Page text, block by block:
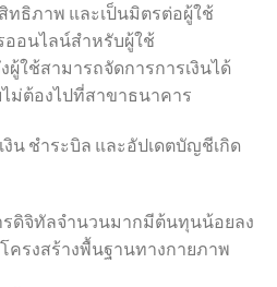
ทธิภาพ และเป็นมิตรต่อผู้ใช้
อนไลน์สำหรับผู้ใช้
ใช้สามารถจัดการการเงินได้
ม่ต้องไปที่สาขาธนาคาร
น ชำระบิล และอัปเดตบัญชีเกิด
รดิจิทัลจำนวนมากมีต้นทุนน้อยลง
ครงสร้างพื้นฐานทางกายภาพ